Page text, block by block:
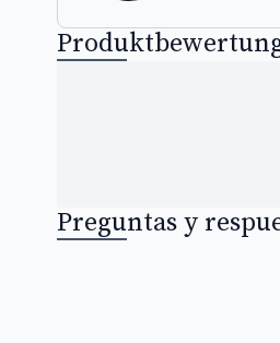
Preguntas y